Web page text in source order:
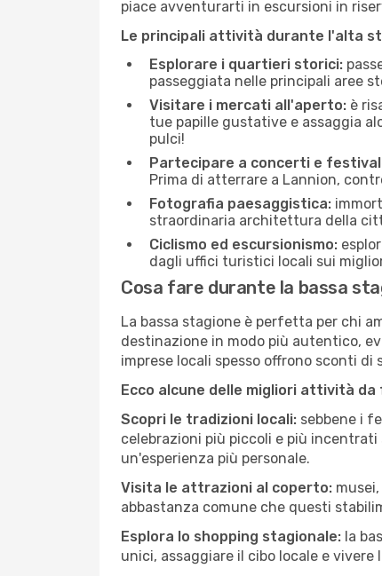
piace avventurarti in escursioni in
Le principali attività durante l'alta
Esplorare i quartieri storici:
passeggiata nelle principali aree
Visitare i mercati all'aperto: è
tue papille gustative e assaggia
pulci!
Partecipare a concerti e
Prima di atterrare a Lannion,
Fotografia paesaggistica:
straordinaria architettura della
Ciclismo ed escursionismo:
dagli uffici turistici locali sui
Cosa fare durante la bassa
La bassa stagione è perfetta per chi
destinazione in modo più autentico,
imprese locali spesso offrono sconti
Ecco alcune delle migliori attività
Scopri le tradizioni locali: sebbene i
celebrazioni più piccoli e più
un'esperienza più personale.
Visita le attrazioni al coperto:
abbastanza comune che questi
Esplora lo shopping stagionale: la
unici, assaggiare il cibo locale e